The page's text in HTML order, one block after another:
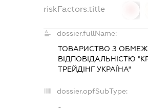
riskFactors.title
dossier.fullName:
ТОВАРИСТВО З
ВІДПОВІДАЛЬНІСТЮ
ТРЕЙДІНГ УКРАЇНА"
dossier.opfSubType:
-